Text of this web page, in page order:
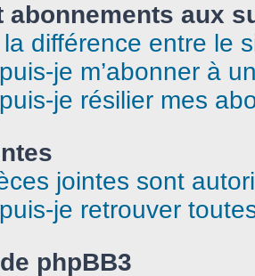
abonnements aux
différence entre le
je m’abonner à
je résilier mes
jointes sont
je retrouver
phpBB3